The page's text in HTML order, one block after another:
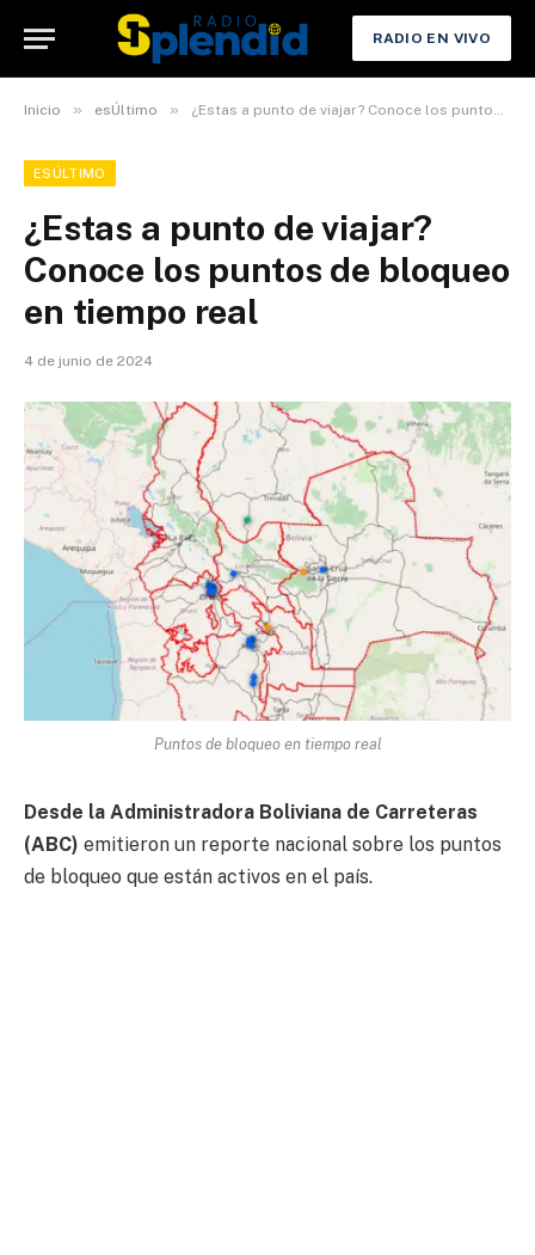
RADIO EN VIVO
Inicio » esÚltimo » ¿Estas a punto de viajar? Conoce los puntos de bloqueo en tiempo real
ESÚLTIMO
¿Estas a punto de viajar?
Conoce los puntos de bloqueo
en tiempo real
4 de junio de 2024
Puntos de bloqueo en tiempo real
Desde la Administradora Boliviana de Carreteras
(ABC) emitieron un reporte nacional sobre los puntos
de bloqueo que están activos en el país.